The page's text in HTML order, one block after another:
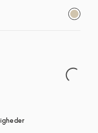
åbnes under en ny fane